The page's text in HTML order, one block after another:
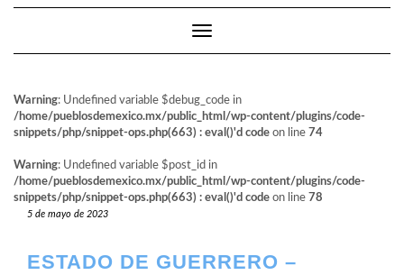
Cambiar modo de navegación
Warning: Undefined variable $debug_code in
/home/pueblosdemexico.mx/public_html/wp-content/plugins/code-
snippets/php/snippet-ops.php(663) : eval()'d code on line 74
Warning: Undefined variable $post_id in
/home/pueblosdemexico.mx/public_html/wp-content/plugins/code-
snippets/php/snippet-ops.php(663) : eval()'d code on line 78
5 de mayo de 2023
ESTADO DE GUERRERO –